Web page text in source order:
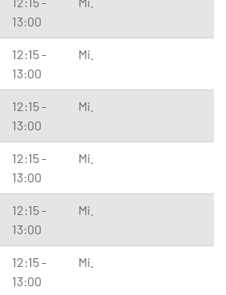
13:00
12:15 -
13:00
Mi.
12:15 -
13:00
Mi.
12:15 -
13:00
Mi.
12:15 -
13:00
Mi.
12:15 -
13:00
Mi.